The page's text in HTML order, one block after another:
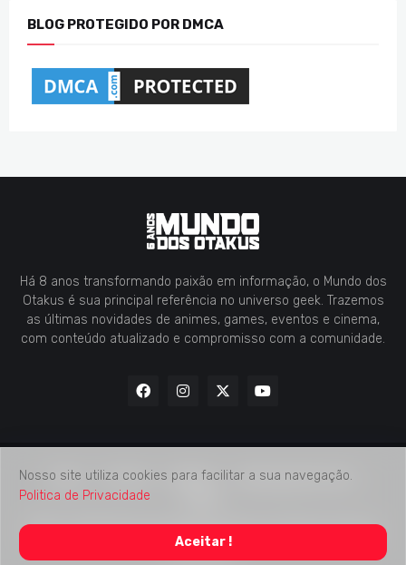
BLOG PROTEGIDO POR DMCA
Há 8 anos transformando paixão em informação, o Mundo dos
Otakus é sua principal referência no universo geek. Trazemos
as últimas novidades de animes, games, eventos e cinema,
com conteúdo atualizado e compromisso com a comunidade.
Reservados
Home Contato Midia Kit
Verificação de Fatos
Nosso site utiliza cookies para facilitar a sua navegação.
Politica de Privacidade
Aceitar !